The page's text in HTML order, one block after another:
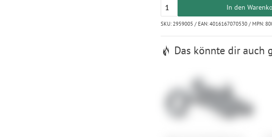
In den
SKU: 2959005 / EAN: 4016167070530 / MPN:
Das könnte dir auch